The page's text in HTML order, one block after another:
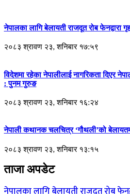
नेपालका लागि बेलायती राजदूत रोब फेनद्वारा
२०८३ श्रावण २३, शनिबार १७:५९
विदेशमा रहेका नेपालीलाई नागरिकता दिएर
: पुनम गुरुङ
२०८३ श्रावण २३, शनिबार १६:२४
नेपाली कथानक चलचित्र ‘गौथली’को
२०८३ श्रावण २३, शनिबार १३:१५
ताजा अपडेट